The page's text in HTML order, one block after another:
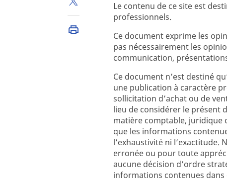
Le contenu de ce site est
professionnels.
Ce document exprime les
pas nécessairement les
communication,
Ce document n’est destiné
une publication à caractère
sollicitation d’achat ou de
lieu de considérer le présent
matière comptable, juridique
que les informations
l’exhaustivité ni
erronée ou pour toute
aucune décision d’ordre
informations contenues dans